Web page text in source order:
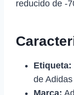
reducido de -
Etiqueta:
de Adidas
Marca: